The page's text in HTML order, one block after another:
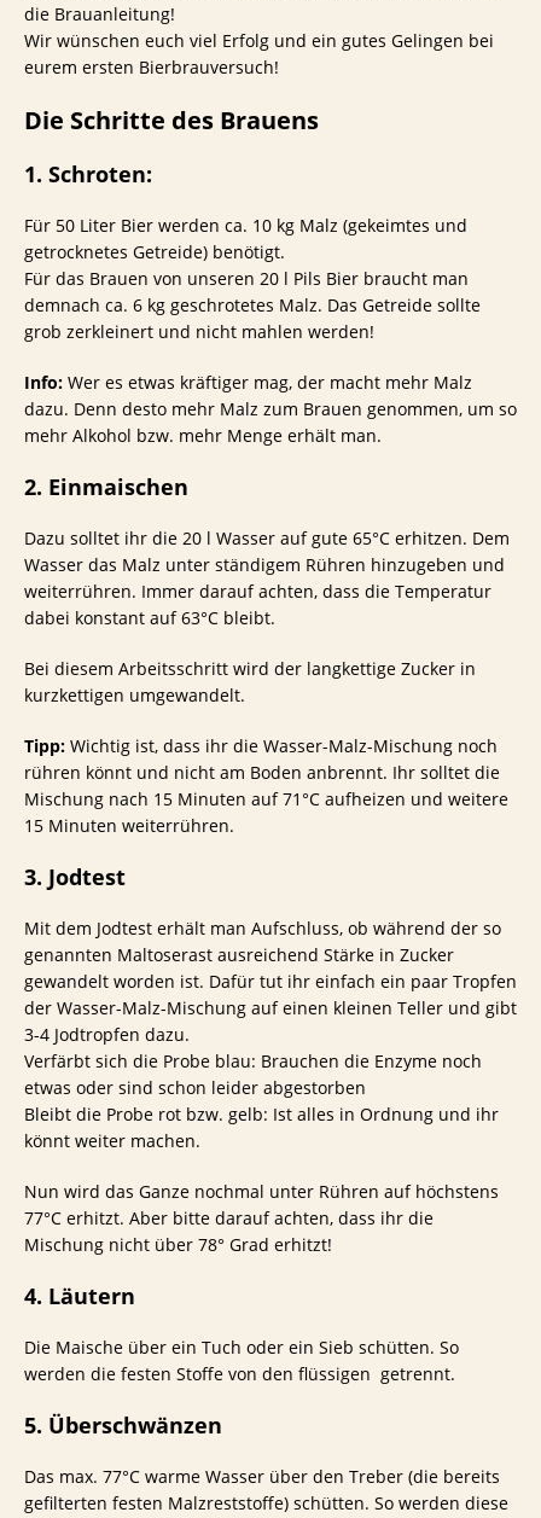
die Brauanleitung!
Wir wünschen euch viel Erfolg und ein gutes Gelingen bei
eurem ersten Bierbrauversuch!
Die Schritte des Brauens
1. Schroten:
Für 50 Liter Bier werden ca. 10 kg Malz (gekeimtes und
getrocknetes Getreide) benötigt.
Für das Brauen von unseren 20 l Pils Bier braucht man
demnach ca. 6 kg geschrotetes Malz. Das Getreide sollte
grob zerkleinert und nicht mahlen werden!
Info: Wer es etwas kräftiger mag, der macht mehr Malz
dazu. Denn desto mehr Malz zum Brauen genommen, um so
mehr Alkohol bzw. mehr Menge erhält man.
2. Einmaischen
Dazu solltet ihr die 20 l Wasser auf gute 65°C erhitzen. Dem
Wasser das Malz unter ständigem Rühren hinzugeben und
weiterrühren. Immer darauf achten, dass die Temperatur
dabei konstant auf 63°C bleibt.
Bei diesem Arbeitsschritt wird der langkettige Zucker in
kurzkettigen umgewandelt.
Tipp: Wichtig ist, dass ihr die Wasser-Malz-Mischung noch
rühren könnt und nicht am Boden anbrennt. Ihr solltet die
Mischung nach 15 Minuten auf 71°C aufheizen und weitere
15 Minuten weiterrühren.
3. Jodtest
Mit dem Jodtest erhält man Aufschluss, ob während der so
genannten Maltoserast ausreichend Stärke in Zucker
gewandelt worden ist. Dafür tut ihr einfach ein paar Tropfen
der Wasser-Malz-Mischung auf einen kleinen Teller und gibt
3-4 Jodtropfen dazu.
Verfärbt sich die Probe blau: Brauchen die Enzyme noch
etwas oder sind schon leider abgestorben
Bleibt die Probe rot bzw. gelb: Ist alles in Ordnung und ihr
könnt weiter machen.
Nun wird das Ganze nochmal unter Rühren auf höchstens
77°C erhitzt. Aber bitte darauf achten, dass ihr die
Mischung nicht über 78° Grad erhitzt!
4. Läutern
Die Maische über ein Tuch oder ein Sieb schütten. So
werden die festen Stoffe von den flüssigen getrennt.
5. Überschwänzen
Das max. 77°C warme Wasser über den Treber (die bereits
gefilterten festen Malzreststoffe) schütten. So werden diese